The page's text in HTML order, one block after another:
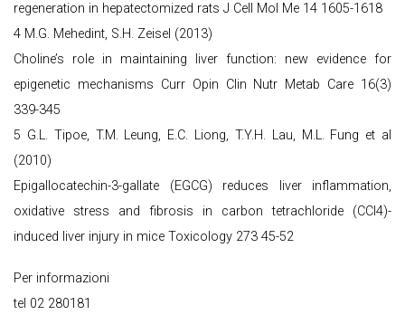
regeneration in hepatectomized rats J Cell Mol Me 14 1605-1618
4 M.G. Mehedint, S.H. Zeisel (2013)
Choline’s role in maintaining liver function: new evidence for
epigenetic mechanisms Curr Opin Clin Nutr Metab Care 16(3)
339-345
5 G.L. Tipoe, T.M. Leung, E.C. Liong, T.Y.H. Lau, M.L. Fung et al
(2010)
Epigallocatechin-3-gallate (EGCG) reduces liver inflammation,
oxidative stress and fibrosis in carbon tetrachloride (CCl4)-
induced liver injury in mice Toxicology 273 45-52
Per informazioni
tel 02 280181